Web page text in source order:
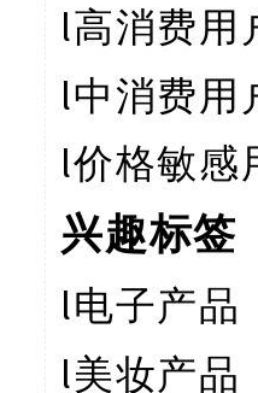
l高消费用
l中消费用
l价格敏感
兴趣标签
l电子产品
l美妆产品